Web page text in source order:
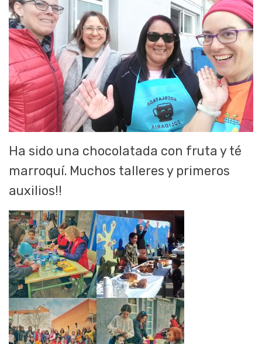
Ha sido una chocolatada con fruta y té
marroquí. Muchos talleres y primeros
auxilios!!